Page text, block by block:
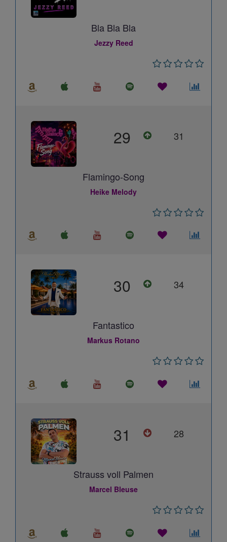
Bla Bla Bla
Jezzy Reed
29 31
Flamingo-Song
Heike Melody
30 34
Fantastico
Markus Rotano
31 28
Strauss voll Palmen
Marcel Bleuse